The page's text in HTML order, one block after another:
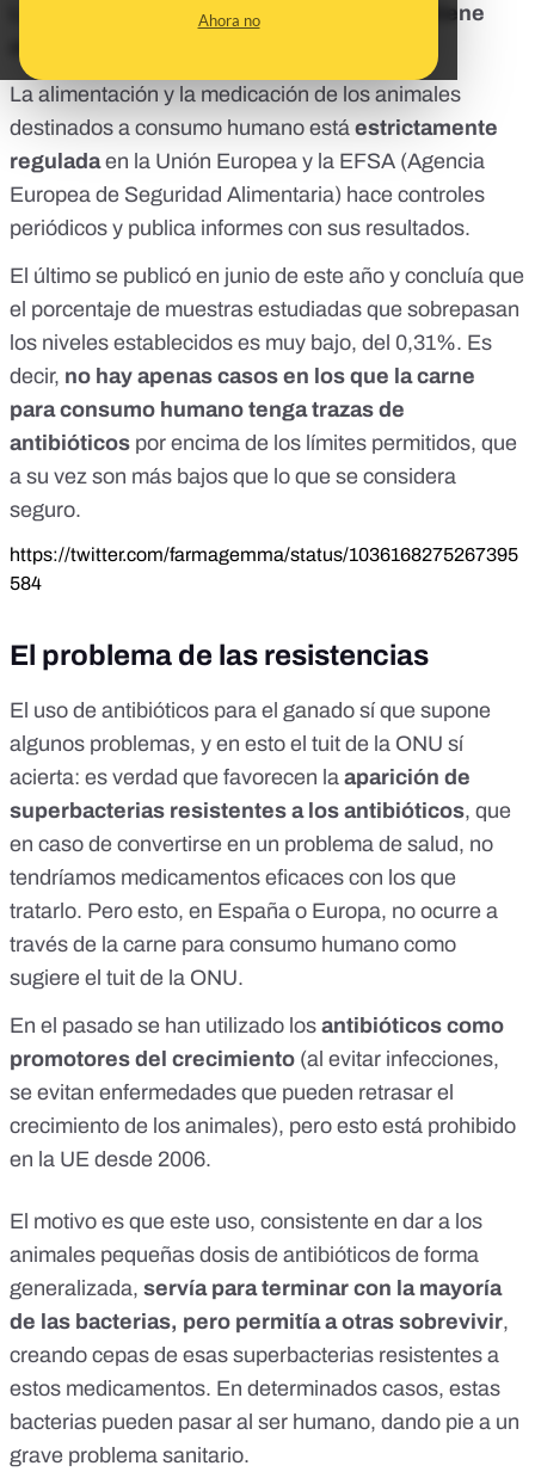
Ahora no
La carne que comemos en Europa no contiene
La alimentación y la medicación de los animales
destinados a consumo humano está estrictamente
reguladaen la Unión Europea y la EFSA (Agencia
Europea de Seguridad Alimentaria) hace controles
periódicos y publica informes con sus resultados.
El último se publicó en junio de este año y concluía que
el porcentaje de muestras estudiadas que sobrepasan
los niveles establecidos es muy bajo, del 0,31%. Es
decir, no hay apenas casos en los que la carne
para consumo humano tenga trazas de
antibióticos por encima de los límites permitidos, que
a su vez son más bajos que lo que se considera
seguro.
https://twitter.com/farmagemma/status/1036168275267395
584
El problema de las resistencias
El uso de antibióticos para el ganado sí que supone
algunos problemas, y en esto el tuit de la ONU sí
acierta: es verdad que favorecen la aparición de
superbacterias resistentes a los antibióticos, que
en caso de convertirse en un problema de salud, no
tendríamos medicamentos eficaces con los que
tratarlo. Pero esto, en España o Europa, no ocurre a
través de la carne para consumo humano como
sugiere el tuit de la ONU.
En el pasado se han utilizado los antibióticos como
promotores del crecimiento (al evitar infecciones,
se evitan enfermedades que pueden retrasar el
crecimiento de los animales), pero esto está prohibido
en la UE desde 2006.
El motivo es que este uso, consistente en dar a los
animales pequeñas dosis de antibióticos de forma
generalizada, servía para terminar con la mayoría
de las bacterias, pero permitía a otras sobrevivir,
creando cepas de esas superbacterias resistentes a
estos medicamentos. En determinados casos, estas
bacterias pueden pasar al ser humano, dando pie a un
grave problema sanitario.